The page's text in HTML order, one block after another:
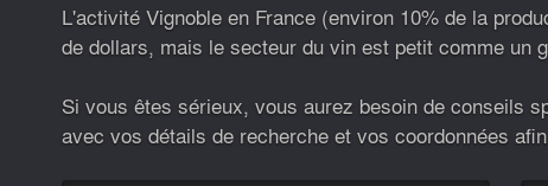
L'activité Vignoble en France (environ 10% de la
de dollars, mais le secteur du vin est petit comme un
Si vous êtes sérieux, vous aurez besoin de conseils
avec vos détails de recherche et vos coordonnées